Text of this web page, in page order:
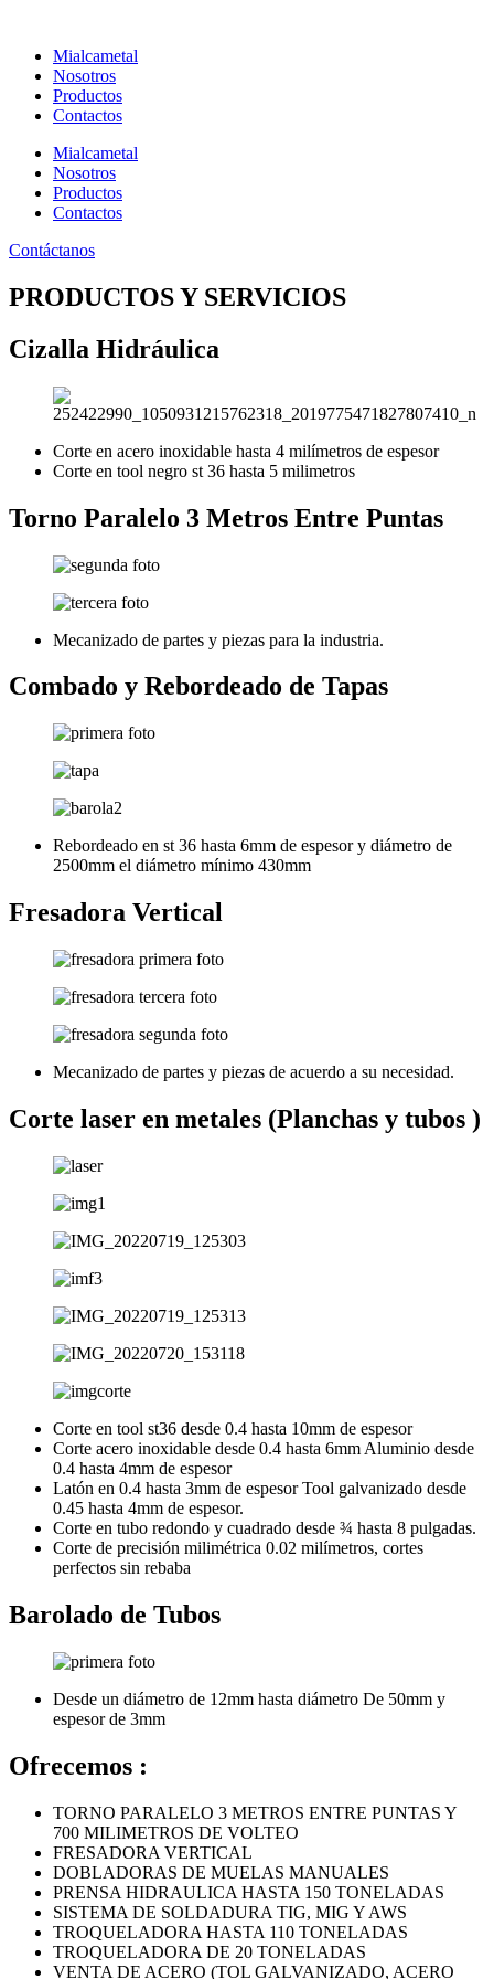
contenidoMialcametal
Nosotros
Productos
Contactos
Mialcametal
Nosotros
Productos
Contactos
Contáctanos
PRODUCTOS Y SERVICIOS
Cizalla Hidráulica
Corte en acero inoxidable hasta 4 milímetros de espesor
Corte en tool negro st 36 hasta 5 milimetros
Torno Paralelo 3 Metros Entre Puntas
Mecanizado de partes y piezas para la industria.
Combado y Rebordeado de Tapas
Rebordeado en st 36 hasta 6mm de espesor y diámetro de
2500mm el diámetro mínimo 430mm
Fresadora Vertical
Mecanizado de partes y piezas de acuerdo a su necesidad.
Corte laser en metales (Planchas y tubos )
Corte en tool st36 desde 0.4 hasta 10mm de espesor
Corte acero inoxidable desde 0.4 hasta 6mm Aluminio desde
0.4 hasta 4mm de espesor
Latón en 0.4 hasta 3mm de espesor Tool galvanizado desde
0.45 hasta 4mm de espesor.
Corte en tubo redondo y cuadrado desde ¾ hasta 8 pulgadas.
Corte de precisión milimétrica 0.02 milímetros, cortes
perfectos sin rebaba
Barolado de Tubos
Desde un diámetro de 12mm hasta diámetro De 50mm y
espesor de 3mm
Ofrecemos :
TORNO PARALELO 3 METROS ENTRE PUNTAS Y
700 MILIMETROS DE VOLTEO
FRESADORA VERTICAL
DOBLADORAS DE MUELAS MANUALES
PRENSA HIDRAULICA HASTA 150 TONELADAS
SISTEMA DE SOLDADURA TIG, MIG Y AWS
TROQUELADORA HASTA 110 TONELADAS
TROQUELADORA DE 20 TONELADAS
VENTA DE ACERO (TOL GALVANIZADO, ACERO